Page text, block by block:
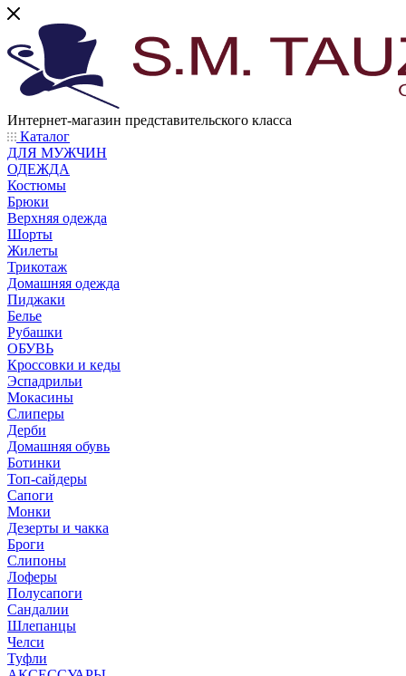
Интернет-магазин представительского класса
Каталог
ДЛЯ МУЖЧИН
ОДЕЖДА
Костюмы
Брюки
Верхняя одежда
Шорты
Жилеты
Трикотаж
Домашняя одежда
Пиджаки
Белье
Рубашки
ОБУВЬ
Кроссовки и кеды
Эспадрильи
Мокасины
Слиперы
Дерби
Домашняя обувь
Ботинки
Топ-сайдеры
Сапоги
Монки
Дезерты и чакка
Броги
Слипоны
Лоферы
Полусапоги
Сандалии
Шлепанцы
Челси
Туфли